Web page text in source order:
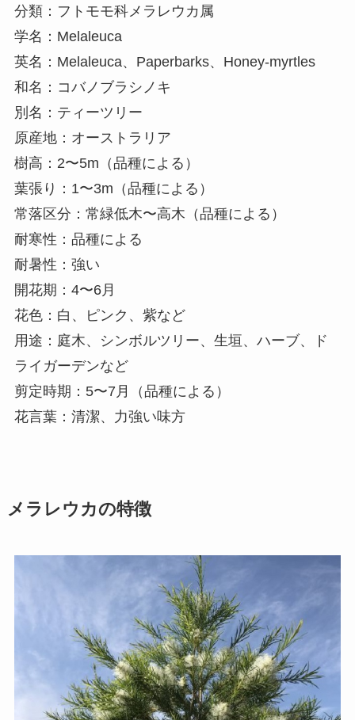
分類：フトモモ科メラレウカ属
学名：Melaleuca
英名：Melaleuca、Paperbarks、Honey-myrtles
和名：コバノブラシノキ
別名：ティーツリー
原産地：オーストラリア
樹高：2〜5m（品種による）
葉張り：1〜3m（品種による）
常落区分：常緑低木〜高木（品種による）
耐寒性：品種による
耐暑性：強い
開花期：4〜6月
花色：白、ピンク、紫など
用途：庭木、シンボルツリー、生垣、ハーブ、ド
ライガーデンなど
剪定時期：5〜7月（品種による）
花言葉：清潔、力強い味方
メラレウカの特徴